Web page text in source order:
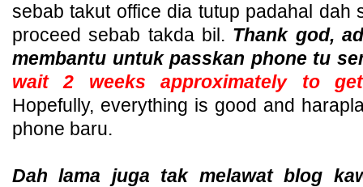
sebab takut office dia tutup padahal dah
proceed sebab takda bil. Thank god,
membantu untuk passkan phone tu
wait 2 weeks approximately to
Hopefully, everything is good and
phone baru.
Dah lama juga tak melawat blog